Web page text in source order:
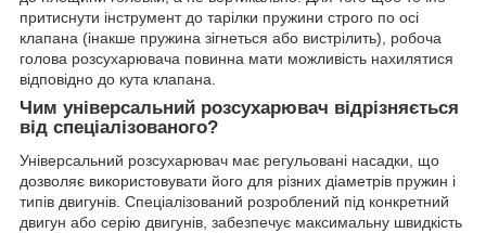
притиснути інструмент до тарілки пружини строго по осі
клапана (інакше пружина зігнеться або вистрілить), робоча
голова розсухарювача повинна мати можливість нахилятися
відповідно до кута клапана.
Чим універсальний розсухарювач відрізняється
від спеціалізованого?
Універсальний розсухарювач має регульовані насадки, що
дозволяє використовувати його для різних діаметрів пружин і
типів двигунів. Спеціалізований розроблений під конкретний
двигун або серію двигунів, забезпечує максимальну швидкість